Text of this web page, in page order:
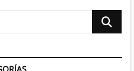
Buscar